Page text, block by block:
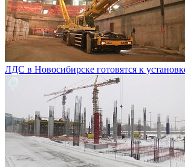
ЛДС в Новосибирске готовятся к